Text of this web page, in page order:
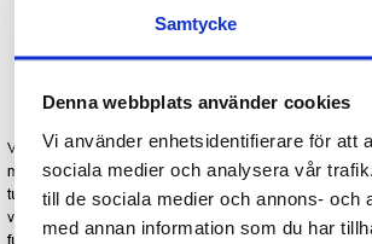
Samtycke
Denna webbplats använder cookies
Vi använder enhetsidentifierare för att
sociala medier och analysera vår
till de sociala medier och annons-
med annan information som du har